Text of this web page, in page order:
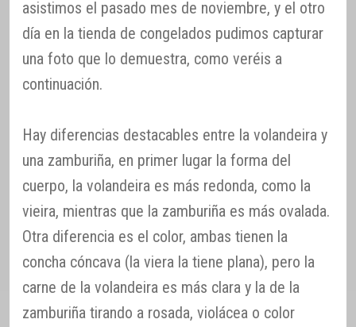
asistimos el pasado mes de noviembre, y el otro
día en la tienda de congelados pudimos capturar
una foto que lo demuestra, como veréis a
continuación.
Hay diferencias destacables entre la volandeira y
una zamburiña, en primer lugar la forma del
cuerpo, la volandeira es más redonda, como la
vieira, mientras que la zamburiña es más ovalada.
Otra diferencia es el color, ambas tienen la
concha cóncava (la viera la tiene plana), pero la
carne de la volandeira es más clara y la de la
zamburiña tirando a rosada, violácea o color